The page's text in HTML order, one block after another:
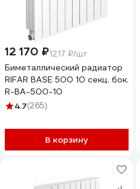
12 170 ₽1217 ₽/шт
Биметаллический радиатор
RIFAR BASE 500 10 секц. бок.
R-BA-500-10
4.7(265)
В корзину